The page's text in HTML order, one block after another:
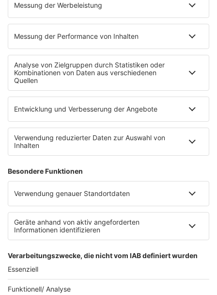
Mitmachen
Aktionen & Events
90s90s Countdown
Empfang
90s90s App
Sonos
Service
FAQs
Kontakt
Datenschutz
Datenschutz Facebook & Instagram-Fanpage
Datenschutzeinstellungen
Allgemeine Teilnahmebedingungen
Werbung schalten
80s80s.de